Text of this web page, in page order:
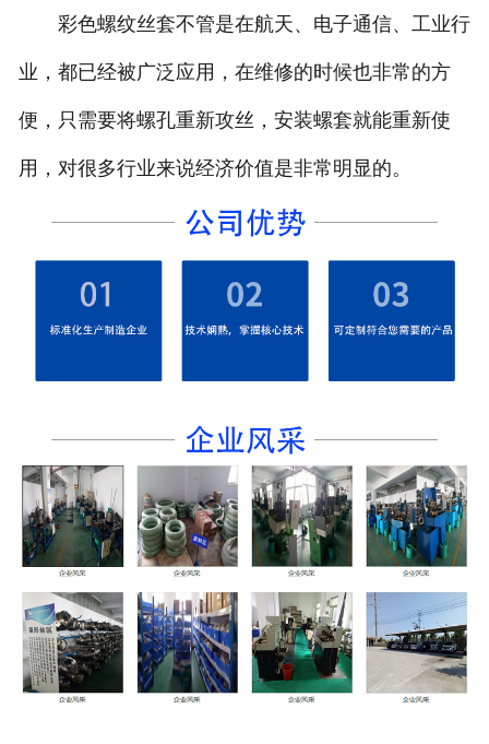
彩色螺纹丝套不管是在航天、电子通信、工业行
业，都已经被广泛应用，在维修的时候也非常的方
便，只需要将螺孔重新攻丝，安装螺套就能重新使
用，对很多行业来说经济价值是非常明显的。